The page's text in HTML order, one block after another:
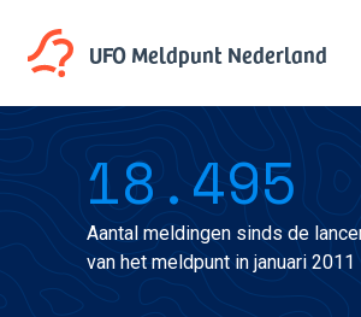
UFO MeldpuntNederland
18.495
Aantal meldingen sinds de
van het meldpunt in januari 2011